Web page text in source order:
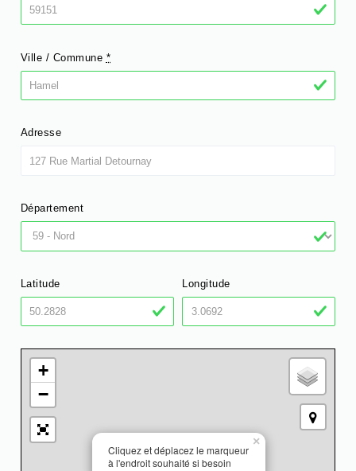
Ville / Commune *
Adresse
Département
Latitude Longitude
Cliquez et déplacez le marqueur
à l'endroit souhaité si besoin
×
+
−